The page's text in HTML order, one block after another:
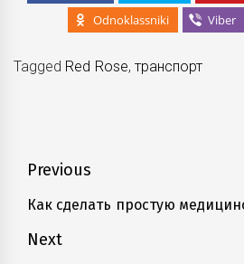
Odnoklassniki
Viber
Tagged Red Rose, транспорт
Навигация
по
записям
Previous
Previous
Как сделать простую
Next